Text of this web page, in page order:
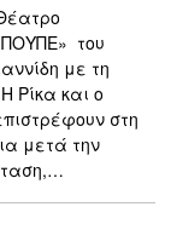
του
με τη
Ρίκα και ο
στη
μετά την